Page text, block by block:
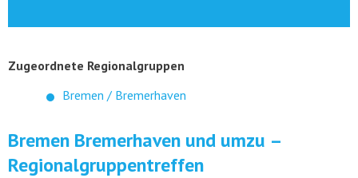
Zugeordnete Regionalgruppen
Bremen / Bremerhaven
Bremen Bremerhaven und umzu –
Regionalgruppentreffen